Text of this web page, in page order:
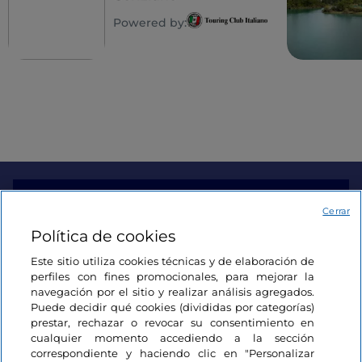
Powered by:
Acceso
Estamos en contacto
Política de cookies
Este sitio utiliza cookies técnicas y de elaboración de
perfiles con fines promocionales, para mejorar la
navegación por el sitio y realizar análisis agregados.
Puede decidir qué cookies (divididas por categorías)
prestar, rechazar o revocar su consentimiento en
cualquier momento accediendo a la sección
correspondiente y haciendo clic en "Personalizar
Cerrar